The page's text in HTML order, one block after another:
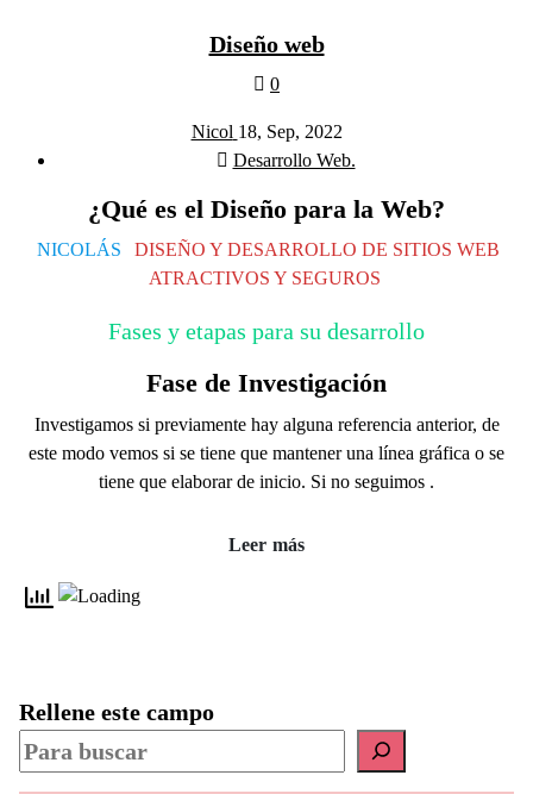
Diseño web
0
Nicol 18, Sep, 2022
Desarrollo Web.
¿Qué es el Diseño para la Web?
NICOLÁS
DISEÑO Y DESARROLLO DE SITIOS WEB
ATRACTIVOS Y SEGUROS
Fases y etapas para su desarrollo
Fase de Investigación
Investigamos si previamente hay alguna referencia anterior, de
este modo vemos si se tiene que mantener una línea gráfica o se
tiene que elaborar de inicio. Si no seguimos .
Leer más
Rellene este campo